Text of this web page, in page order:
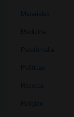
Materiales
Medicina
Parafernalia
Políticas
Recetas
Religión